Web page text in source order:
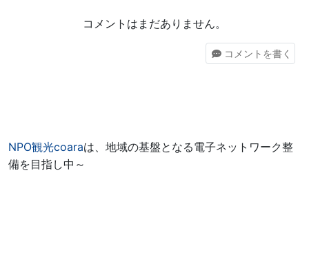
コメントはまだありません。
コメント を書く
NPO観光coaraは、地域の基盤となる電子ネットワーク整
備を目指し中～